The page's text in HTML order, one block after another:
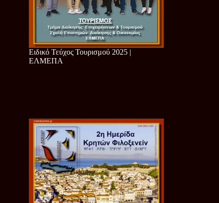
Ειδικό Τεύχος Τουρισμού 2025 |
ΕΛΜΕΠΑ